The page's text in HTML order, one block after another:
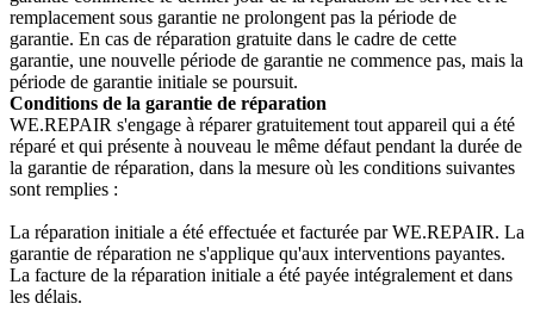
remplacement sous garantie ne prolongent pas la période de
garantie. En cas de réparation gratuite dans le cadre de cette
garantie, une nouvelle période de garantie ne commence pas, mais la
période de garantie initiale se poursuit.
Conditions de la garantie de réparation
WE.REPAIR s'engage à réparer gratuitement tout appareil qui a été
réparé et qui présente à nouveau le même défaut pendant la durée de
la garantie de réparation, dans la mesure où les conditions suivantes
sont remplies :
La réparation initiale a été effectuée et facturée par WE.REPAIR. La
garantie de réparation ne s'applique qu'aux interventions payantes.
La facture de la réparation initiale a été payée intégralement et dans
les délais.